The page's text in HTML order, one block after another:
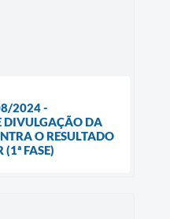
2024 -
DIVULGAÇÃO DA
O RESULTADO
FASE)